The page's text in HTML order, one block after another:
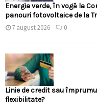
Energia verde, în vogă la
panouri fotovoltaice de la
7 august 2026 0
Linie de credit sau
flexibilitate?